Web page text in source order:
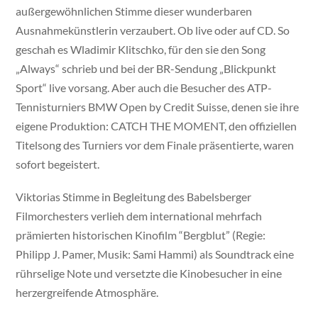
außergewöhnlichen Stimme dieser wunderbaren
Ausnahmekünstlerin verzaubert. Ob live oder auf CD. So
geschah es Wladimir Klitschko, für den sie den Song
„Always“ schrieb und bei der BR-Sendung „Blickpunkt
Sport“ live vorsang. Aber auch die Besucher des ATP-
Tennisturniers BMW Open by Credit Suisse, denen sie ihre
eigene Produktion: CATCH THE MOMENT, den offiziellen
Titelsong des Turniers vor dem Finale präsentierte, waren
sofort begeistert.
Viktorias Stimme in Begleitung des Babelsberger
Filmorchesters verlieh dem international mehrfach
prämierten historischen Kinofilm “Bergblut” (Regie:
Philipp J. Pamer, Musik: Sami Hammi) als Soundtrack eine
rührselige Note und versetzte die Kinobesucher in eine
herzergreifende Atmosphäre.